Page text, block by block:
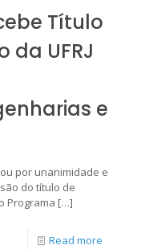
Título
da UFRJ
e
por unanimidade e
do título de
Programa […]
Read more